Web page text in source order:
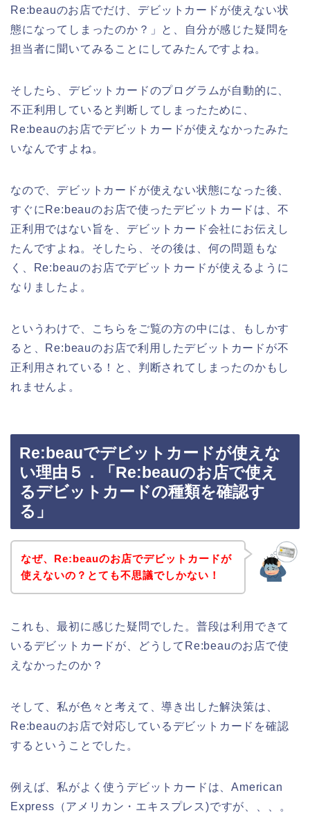
Re:beauのお店でだけ、デビットカードが使えない状
態になってしまったのか？」と、自分が感じた疑問を
担当者に聞いてみることにしてみたんですよね。
そしたら、デビットカードのプログラムが自動的に、
不正利用していると判断してしまったために、
Re:beauのお店でデビットカードが使えなかったみた
いなんですよね。
なので、デビットカードが使えない状態になった後、
すぐにRe:beauのお店で使ったデビットカードは、不
正利用ではない旨を、デビットカード会社にお伝えし
たんですよね。そしたら、その後は、何の問題もな
く、Re:beauのお店でデビットカードが使えるように
なりましたよ。
というわけで、こちらをご覧の方の中には、もしかす
ると、Re:beauのお店で利用したデビットカードが不
正利用されている！と、判断されてしまったのかもし
れませんよ。
Re:beauでデビットカードが使えな
い理由５．「Re:beauのお店で使え
るデビットカードの種類を確認す
る」
なぜ、Re:beauのお店でデビットカードが
使えないの？とても不思議でしかない！
これも、最初に感じた疑問でした。普段は利用できて
いるデビットカードが、どうしてRe:beauのお店で使
えなかったのか？
そして、私が色々と考えて、導き出した解決策は、
Re:beauのお店で対応しているデビットカードを確認
するということでした。
例えば、私がよく使うデビットカードは、American
Express（アメリカン・エキスプレス)ですが、、、。